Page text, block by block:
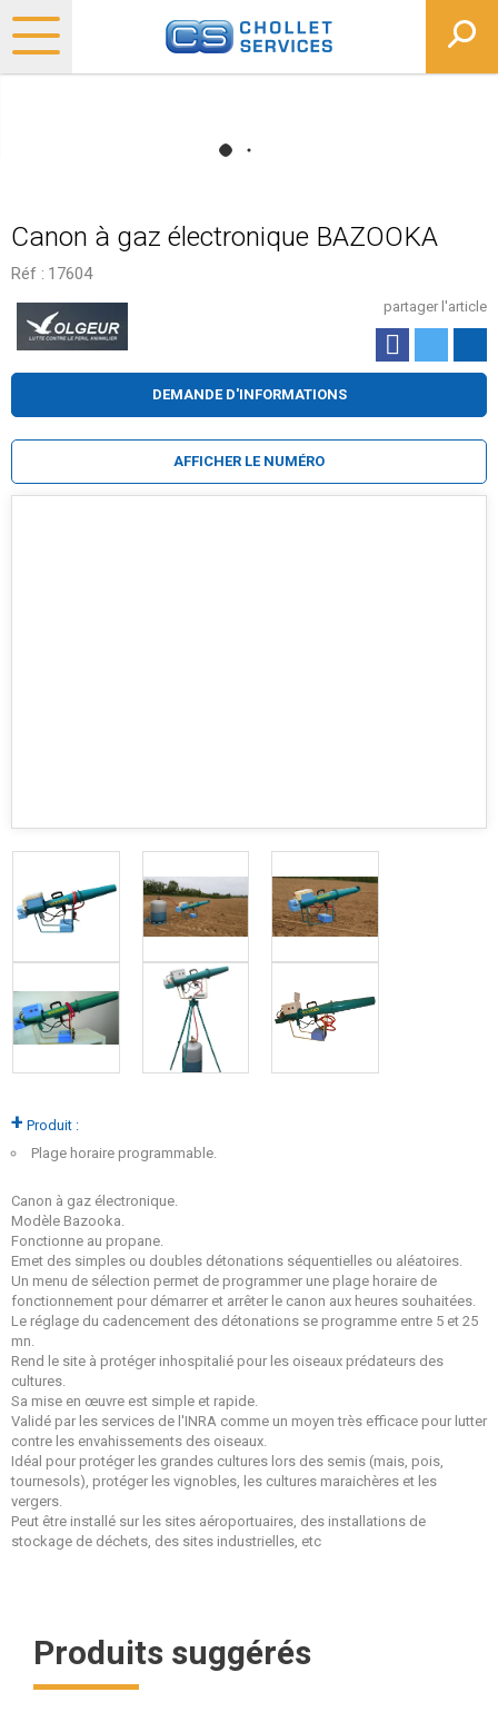
Canon à gaz électronique BAZOOKA
Réf : 17604
+ Produit :
Plage horaire programmable.
partager l'article
Canon à gaz électronique.
Modèle Bazooka.
Fonctionne au propane.
Emet des simples ou doubles détonations séquentielles ou aléatoires.
Un menu de sélection permet de programmer une plage horaire de
fonctionnement pour démarrer et arrêter le canon aux heures souhaitées.
Le réglage du cadencement des détonations se programme entre 5 et 25
mn.
Rend le site à protéger inhospitalié pour les oiseaux prédateurs des
cultures.
Sa mise en œuvre est simple et rapide.
Validé par les services de l'INRA comme un moyen très efficace pour lutter
contre les envahissements des oiseaux.
Idéal pour protéger les grandes cultures lors des semis (mais, pois,
tournesols), protéger les vignobles, les cultures maraichères et les
vergers.
Peut être installé sur les sites aéroportuaires, des installations de
stockage de déchets, des sites industrielles, etc
DEMANDE D'INFORMATIONS
AFFICHER LE NUMÉRO
Produits suggérés